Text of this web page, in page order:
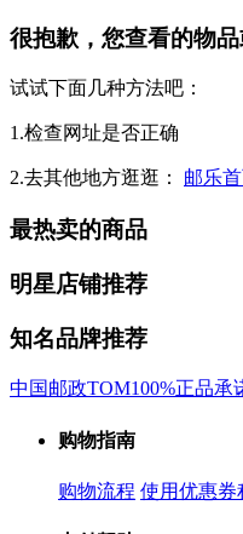
很抱歉，您查看的物
试试下面几种方法吧：
1.检查网址是否正确
2.去其他地方逛逛： 邮乐
最热卖的商品
明星店铺推荐
知名品牌推荐
中国邮政TOM100%正品承
购物指南
购物流程 使用优惠券